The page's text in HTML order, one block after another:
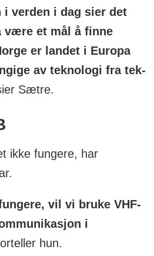
i verden i dag sier det
være et mål å finne
er landet i Europa
av teknologi fra tek-
Sætre.
ikke fungere, har
vil vi bruke VHF-
i
hun.